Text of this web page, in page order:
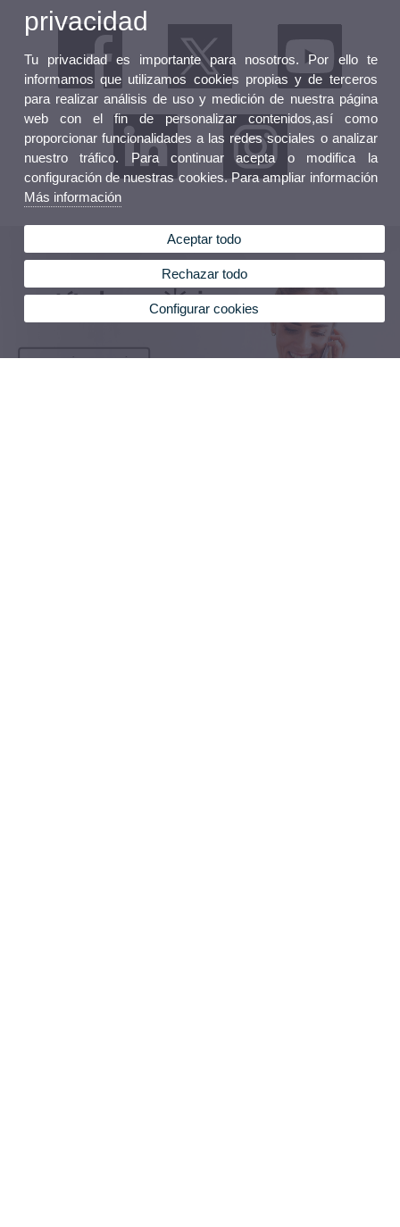
QUIERO MÁS INFORMACIÓN
privacidad
Tu privacidad es importante para nosotros. Por ello te
informamos que utilizamos cookies propias y de terceros
para realizar análisis de uso y medición de nuestra página
web con el fin de personalizar contenidos,así como
proporcionar funcionalidades a las redes sociales o analizar
nuestro tráfico. Para continuar acepta o modifica la
configuración de nuestras cookies. Para ampliar información
Más información
Aceptar todo
Rechazar todo
Configurar cookies